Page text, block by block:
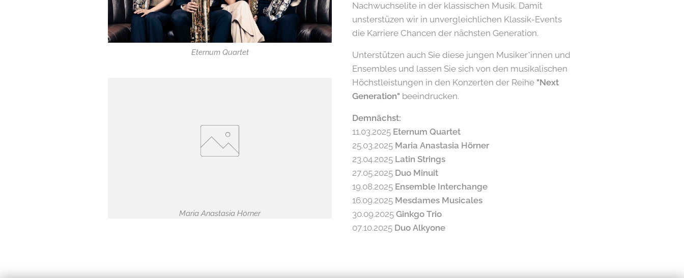
Eternum Quartet
Maria Anastasia Hörner
Nachwuchselite in der klassischen Musik. Damit
unsterstüzen wir in unvergleichlichen Klassik-Events
die Karriere Chancen der nächsten Generation.
Unterstützen auch Sie diese jungen Musiker*innen und
Ensembles und lassen Sie sich von den musikalischen
Höchstleistungen in den Konzerten der Reihe "Next
Generation" beeindrucken.
Demnächst:
11.03.2025 Eternum Quartet
25.03.2025 Maria Anastasia Hörner
23.04.2025 Latin Strings
27.05.2025 Duo Minuit
19.08.2025 Ensemble Interchange
16.09.2025 Mesdames Musicales
30.09.2025 Ginkgo Trio
07.10.2025 Duo Alkyone